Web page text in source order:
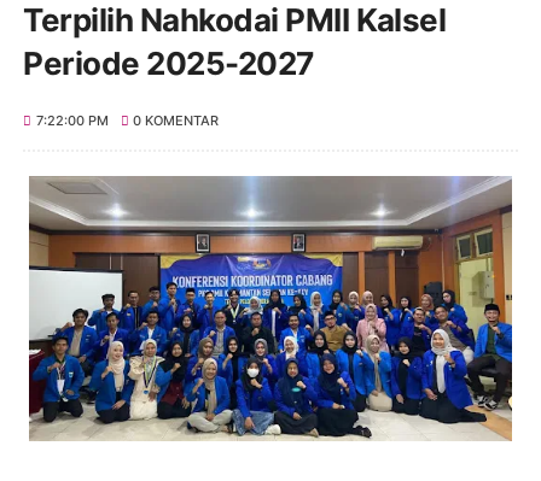
Terpilih Nahkodai PMII Kalsel
Periode 2025-2027
7:22:00 PM 0 KOMENTAR